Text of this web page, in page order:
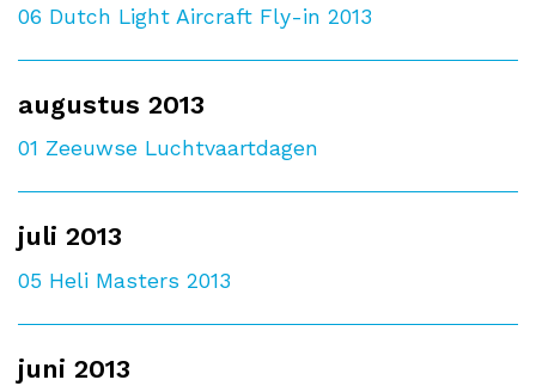
06 Dutch Light Aircraft Fly-in 2013
augustus 2013
01 Zeeuwse Luchtvaartdagen
juli 2013
05 Heli Masters 2013
juni 2013